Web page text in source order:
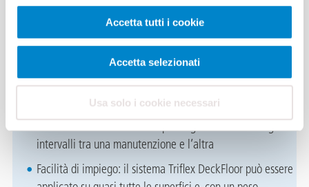
Accetta tutti i cookie
Accetta selezionati
Usa solo i cookie necessari
Tutti i vantaggi di Triflex DeckFloor
Durata nel tempo: Triflex DeckFloor è un sistema di
con superamento statico delle fessure, che lo rendono
duraturo nel tempo. Lo strato di usura resiste a forti
intervalli tra una manutenzione e l’altra
Facilità di impiego: il sistema Triflex DeckFloor può essere